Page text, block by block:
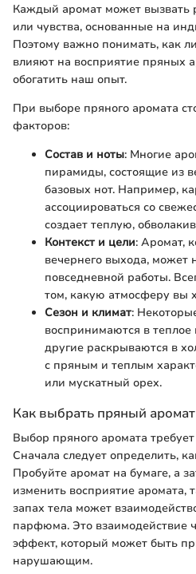
Каждый аромат может вызвать
или чувства, основанные на
Поэтому важно понимать, как
влияют на восприятие пряных
обогатить наш опыт.
При выборе пряного аромата
факторов:
Состав и ноты: Многие
пирамиды, состоящие из
базовых нот. Например,
ассоциироваться со
создает теплую,
Контекст и цели: Аромат,
вечернего выхода, может
повседневной работы.
том, какую атмосферу вы
Сезон и климат:
воспринимаются в теплое
другие раскрываются в
с пряным и теплым
или мускатный орех.
Как выбрать пряный аромат
Выбор пряного аромата
Сначала следует определить,
Пробуйте аромат на бумаге, а
изменить восприятие аромата,
запах тела может
парфюма. Это взаимодействие
эффект, который может быть
нарушающим.